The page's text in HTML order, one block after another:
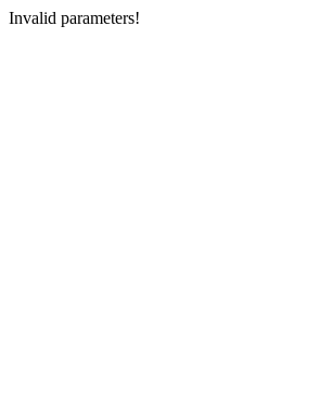
Invalid parameters!